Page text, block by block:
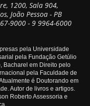
1200, Sala 904,
João Pessoa - PB
9000 - 9 9964-6000
pela Universidade
pela Fundação Getúlio
Bacharel em Direito pelo
pela Faculdade de
é Doutorando em
Autor de livros e artigos.
Roberto Assessoria e